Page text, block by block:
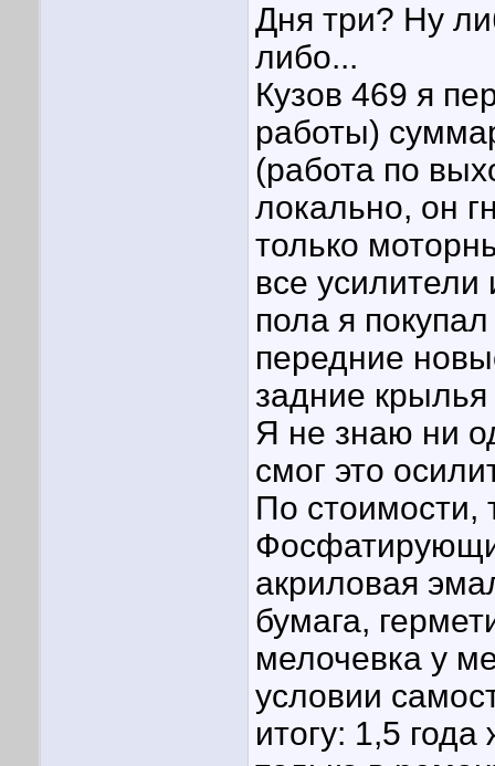
Дня три? Ну
либо...
Кузов 469 я
работы)
(работа по
локально, он
только
все
пола я
передние
задние
Я не знаю ни
смог это
По стоимости,
акриловая
бумага,
мелочевка у
условии
итогу: 1,5